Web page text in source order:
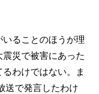
ることのほうが理
災で被害にあった
わけではない。ま
送で発言したわけ